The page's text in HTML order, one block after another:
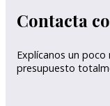
Contacta
Explícanos un
presupuesto